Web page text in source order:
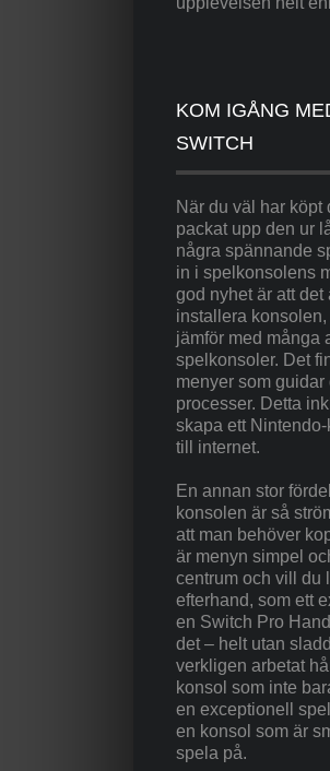
KOM IGÅNG
SWITCH
När du väl har
packat upp den ur
några spännande
in i spelkonsolens
god nyhet är att det
installera
jämför med många
spelkonsoler. Det
menyer som
processer. Detta
skapa ett
till internet.
En annan stor
konsolen är så
att man behöver
är menyn simpel
centrum och vill du
efterhand, som ett
en Switch Pro
det – helt utan
verkligen arbetat
konsol som inte
en exceptionell
en konsol som är
spela på.